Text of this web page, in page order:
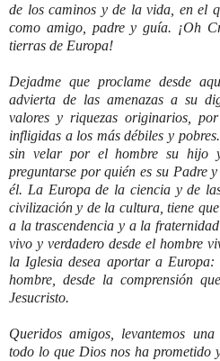
de los caminos y de la vida, en el
como amigo, padre y guía. ¡Oh
tierras de Europa!
Dejadme que proclame desde
advierta de las amenazas a su
valores y riquezas originarios,
infligidas a los más débiles y
sin velar por el hombre su hijo
preguntarse por quién es su Padre
él. La Europa de la ciencia y de
civilización y de la cultura, tiene
a la trascendencia y a la
vivo y verdadero desde el hombre
la Iglesia desea aportar a
hombre, desde la comprensión
Jesucristo.
Queridos amigos, levantemos
todo lo que Dios nos ha prometido